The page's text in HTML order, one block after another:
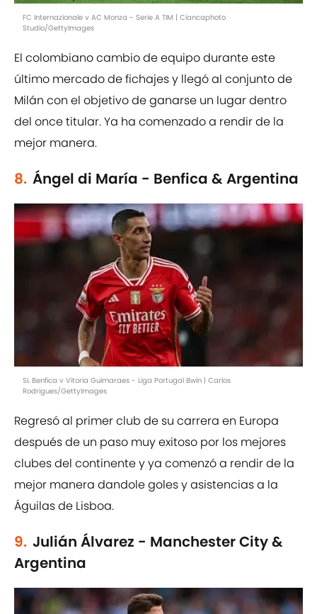
FC Internazionale v AC Monza - Serie A TIM | Ciancaphoto
Studio/GettyImages
El colombiano cambio de equipo durante este
último mercado de fichajes y llegó al conjunto de
Milán con el objetivo de ganarse un lugar dentro
del once titular. Ya ha comenzado a rendir de la
mejor manera.
8. Ángel di María - Benfica & Argentina
SL Benfica v Vitoria Guimaraes - Liga Portugal Bwin | Carlos
Rodrigues/GettyImages
Regresó al primer club de su carrera en Europa
después de un paso muy exitoso por los mejores
clubes del continente y ya comenzó a rendir de la
mejor manera dandole goles y asistencias a la
Águilas de Lisboa.
9. Julián Álvarez - Manchester City &
Argentina